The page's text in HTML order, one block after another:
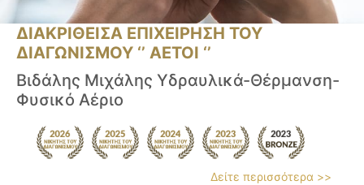
ΔΙΑΚΡΙΘΕΙΣΑ ΕΠΙΧΕΙΡΗΣΗ ΤΟΥ
ΔΙΑΓΩΝΙΣΜΟΥ ‘’ ΑΕΤΟΙ ‘’
Βιδάλης Μιχάλης Υδραυλικά-Θέρμανση-
Φυσικό Αέριο
Δείτε περισσότερα >>